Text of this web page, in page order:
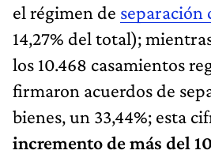
el régimen de separación
14,27% del total);
los 10.468 casamientos
firmaron acuerdos de
bienes, un 33,44%; esta
incremento de más del